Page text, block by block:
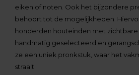
eiken of noten. Ook het bijzondere
behoort tot de mogelijkheden.
honderden houteinden met
handmatig geselecteerd en
ze een uniek pronkstuk, waar het
straalt.